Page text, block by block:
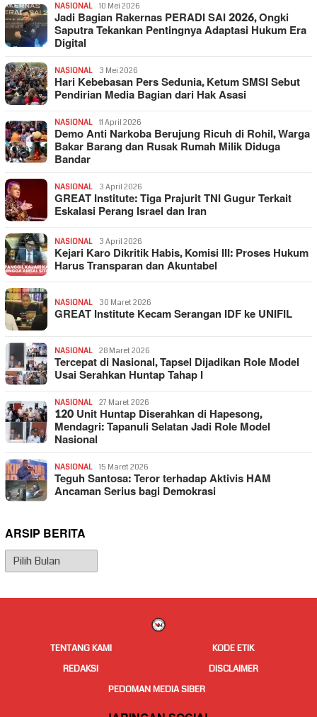
NASIONAL 10 Mei 2026
Jadi Bagian Rakernas PERADI SAI 2026, Ongki
Saputra Tekankan Pentingnya Adaptasi Hukum Era
Digital
NASIONAL 3 Mei 2026
Hari Kebebasan Pers Sedunia, Ketum SMSI Sebut
Pendirian Media Bagian dari Hak Asasi
NASIONAL 11 April 2026
Demo Anti Narkoba Berujung Ricuh di Rohil, Warga
Bakar Barang dan Rusak Rumah Milik Diduga
Bandar
NASIONAL 3 April 2026
GREAT Institute: Tiga Prajurit TNI Gugur Terkait
Eskalasi Perang Israel dan Iran
NASIONAL 3 April 2026
Kejari Karo Dikritik Habis, Komisi III: Proses Hukum
Harus Transparan dan Akuntabel
NASIONAL 30 Maret 2026
GREAT Institute Kecam Serangan IDF ke UNIFIL
NASIONAL 28 Maret 2026
Tercepat di Nasional, Tapsel Dijadikan Role Model
Usai Serahkan Huntap Tahap I
NASIONAL 27 Maret 2026
120 Unit Huntap Diserahkan di Hapesong,
Mendagri: Tapanuli Selatan Jadi Role Model
Nasional
NASIONAL 15 Maret 2026
Teguh Santosa: Teror terhadap Aktivis HAM
Ancaman Serius bagi Demokrasi
ARSIP BERITA
Arsip
Berita
TENTANG KAMI
KODE ETIK
REDAKSI
DISCLAIMER
PEDOMAN MEDIA SIBER